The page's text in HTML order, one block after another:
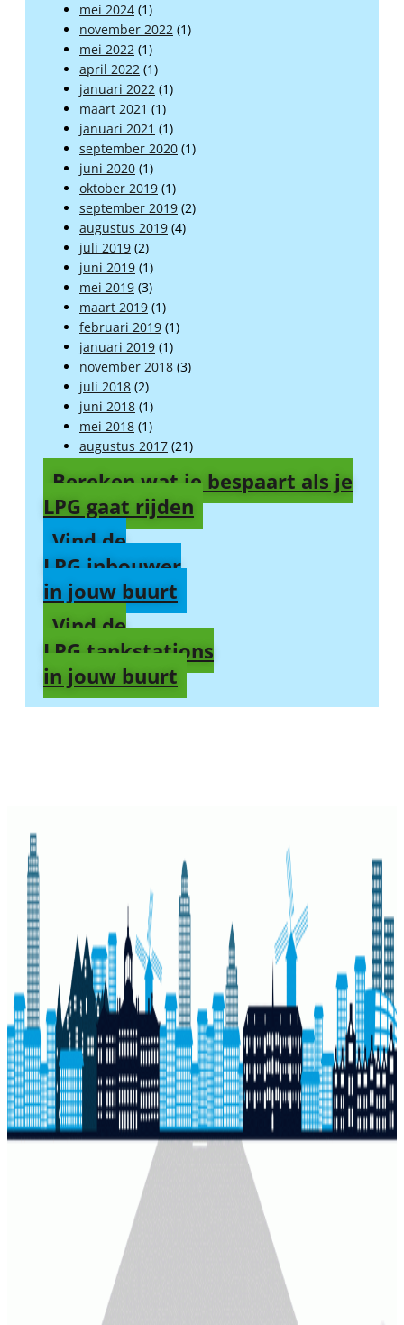
mei 2024 (1)
november 2022 (1)
mei 2022 (1)
april 2022 (1)
januari 2022 (1)
maart 2021 (1)
januari 2021 (1)
september 2020 (1)
juni 2020 (1)
oktober 2019 (1)
september 2019 (2)
augustus 2019 (4)
juli 2019 (2)
juni 2019 (1)
mei 2019 (3)
maart 2019 (1)
februari 2019 (1)
januari 2019 (1)
november 2018 (3)
juli 2018 (2)
juni 2018 (1)
mei 2018 (1)
augustus 2017 (21)
Bereken wat je bespaart als je
LPG gaat rijden
Vind de
LPG inbouwer
in jouw buurt
Vind de
LPG tankstations
in jouw buurt